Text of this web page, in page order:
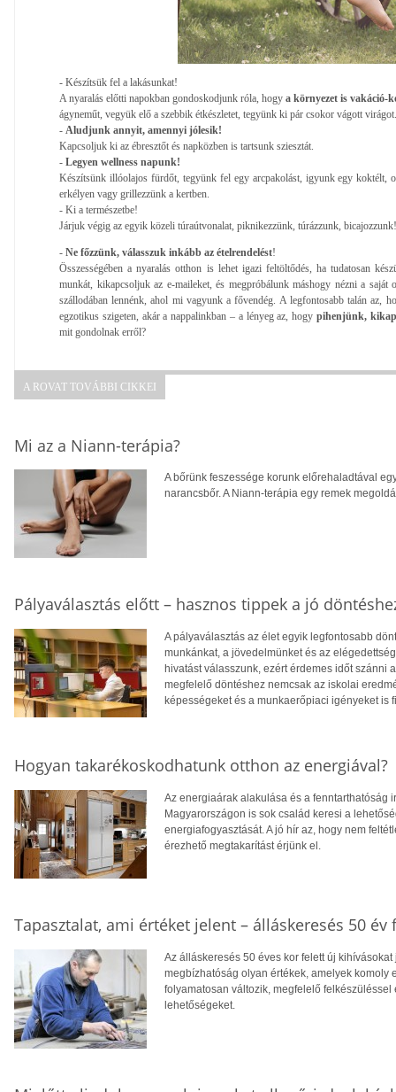
- Készítsük fel a lakásunkat!
A nyaralás előtti napokban gondoskodjunk róla, hogy a környezet is vakáció-
ágyneműt, vegyük elő a szebbik étkészletet, tegyünk ki pár csokor vágott
- Aludjunk annyit, amennyi jólesik!
Kapcsoljuk ki az ébresztőt és napközben is tartsunk sziesztát.
- Legyen wellness napunk!
Készítsünk illóolajos fürdőt, tegyünk fel egy arcpakolást, igyunk egy koktélt,
erkélyen vagy grillezzünk a kertben.
- Ki a természetbe!
Járjuk végig az egyik közeli túraútvonalat, piknikezzünk, túrázzunk, bicajozzunk!
- Ne főzzünk, válasszuk inkább az ételrendelést!
Összességében a nyaralás otthon is lehet igazi feltöltődés, ha tudatosan
munkát, kikapcsoljuk az e-maileket, és megpróbálunk máshogy nézni a saját
szállodában lennénk, ahol mi vagyunk a fővendég. A legfontosabb talán az,
egzotikus szigeten, akár a nappalinkban – a lényeg az, hogy pihenjünk,
mit gondolnak erről?
A ROVAT TOVÁBBI CIKKEI
Mi az a Niann-terápia?
A bőrünk feszessége korunk előrehaladtával
narancsbőr. A Niann-terápia egy remek
Pályaválasztás előtt – hasznos tippek a jó
A pályaválasztás az élet egyik legfontosabb
munkánkat, a jövedelmünket és az
hivatást válasszunk, ezért érdemes időt szánni
megfelelő döntéshez nemcsak az iskolai
képességeket és a munkaerőpiaci igényeket is
Hogyan takarékoskodhatunk otthon az energiával?
Az energiaárak alakulása és a fenntarthatóság
Magyarországon is sok család keresi a
energiafogyasztását. A jó hír az, hogy nem
érezhető megtakarítást érjünk el.
Tapasztalat, ami értéket jelent – álláskeresés 50 év
Az álláskeresés 50 éves kor felett új
megbízhatóság olyan értékek, amelyek komoly
folyamatosan változik, megfelelő
lehetőségeket.